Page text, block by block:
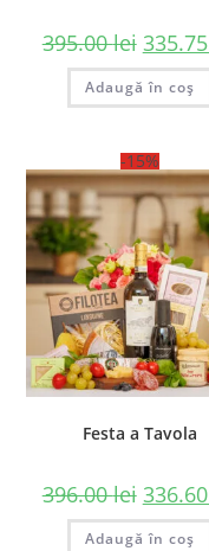
395.00lei 335.75
Adaugă în coș
-15%
Festa a Tavola
396.00lei 336.60
Adaugă în coș